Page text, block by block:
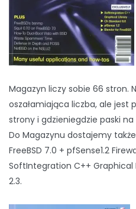
Magazyn liczy sobie 66 stron.
oszałamiająca liczba, ale jest
strony i gdzieniegdzie paski
Do Magazynu dostajemy
FreeBSD 7.0 + pfSense1.2
SoftIntegration C++ Graphical
2.3.